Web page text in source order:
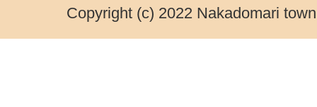
Copyright (c) 2022 Nakadomari